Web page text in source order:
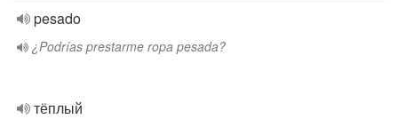
pesado
¿Podrías prestarme ropa pesada?
тёплый